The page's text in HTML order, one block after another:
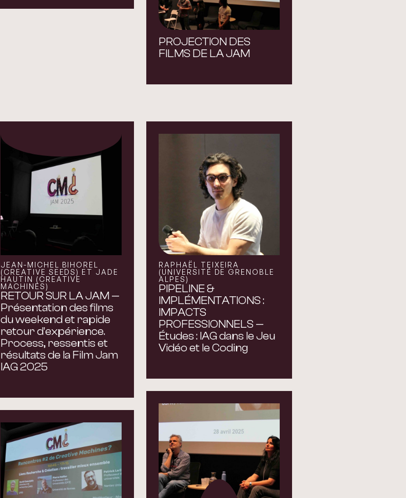
PROJECTION DES
FILMS DE LA JAM
JEAN-MICHEL BIHOREL
(CREATIVE SEEDS) ET JADE
HAUTIN (CREATIVE
MACHINES)
RETOUR SUR LA JAM —
Présentation des films
du weekend et rapide
retour d'expérience.
Process, ressentis et
résultats de la Film Jam
IAG 2025
RAPHAËL TEIXEIRA
(UNIVERSITÉ DE GRENOBLE
ALPES)
PIPELINE &
IMPLÉMENTATIONS :
IMPACTS
PROFESSIONNELS —
Études : IAG dans le Jeu
Vidéo et le Coding